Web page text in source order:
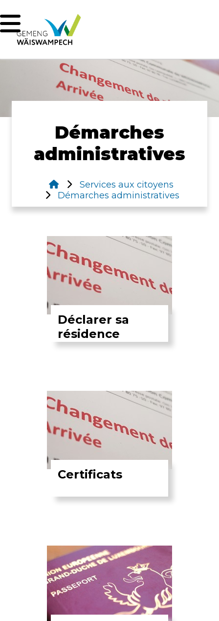
Démarches
administratives
Démarches administratives
Services aux citoyens
Déclarer sa
résidence
Certificats